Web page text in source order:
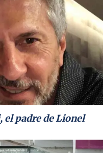
el padre de Lionel